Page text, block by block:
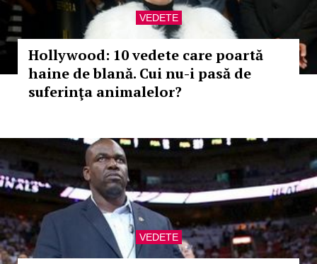
VEDETE
Hollywood: 10 vedete care poartă
haine de blană. Cui nu-i pasă de
suferinţa animalelor?
VEDETE